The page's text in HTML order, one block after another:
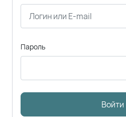
Пароль
Войти